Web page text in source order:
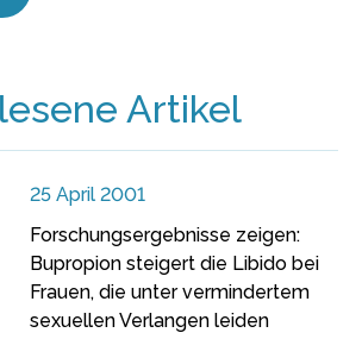
Artikel
25 April 2001
Forschungsergebnisse zeigen:
Bupropion steigert die Libido bei
Frauen, die unter vermindertem
sexuellen Verlangen leiden